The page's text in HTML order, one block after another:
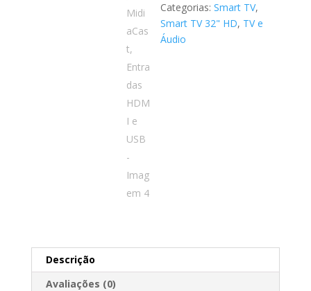
Fi,
ApToide,
Som
Categorias:Smart TV,
Smart TV 32" HD, TV e
Áudio
Descrição
Avaliações (0)